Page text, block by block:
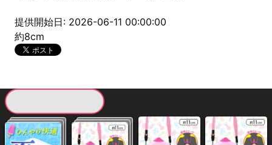
提供開始日: 2026-06-11 00:00:00
約8cm